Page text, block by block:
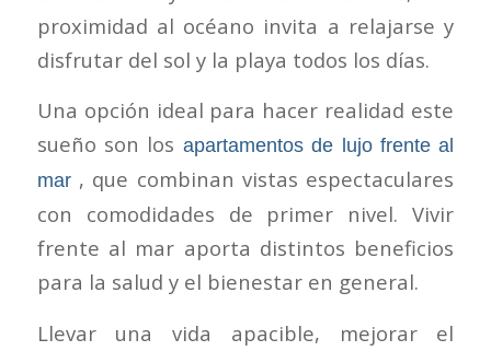
proximidad al océano invita a relajarse y
disfrutar del sol y la playa todos los días.
Una opción ideal para hacer realidad este
sueño son los apartamentos de lujo frente al
mar, que combinan vistas espectaculares
con comodidades de primer nivel. Vivir
frente al mar aporta distintos beneficios
para la salud y el bienestar en general.
Llevar una vida apacible, mejorar el